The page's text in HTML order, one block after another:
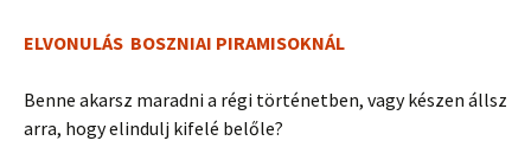
ELVONULÁS BOSZNIAI PIRAMISOKNÁL
Benne akarsz maradni a régi történetben, vagy készen állsz
arra, hogy elindulj kifelé belőle?